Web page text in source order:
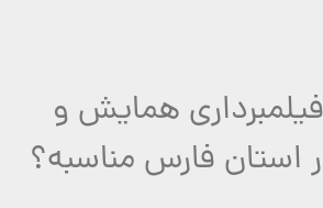
همایش و
استان فارس مناسبه؟